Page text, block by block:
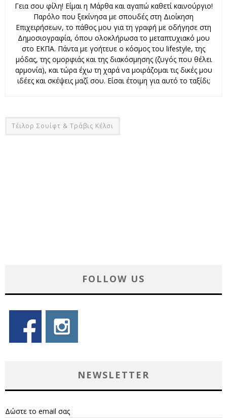
Γεια σου φίλη! Είμαι η Μάρθα και αγαπώ καθετί καινούργιο!
Παρόλο που ξεκίνησα με σπουδές στη Διοίκηση
Επιχειρήσεων, το πάθος μου για τη γραφή με οδήγησε στη
Δημοσιογραφία, όπου ολοκλήρωσα το μεταπτυχιακό μου
στο ΕΚΠΑ. Πάντα με γοήτευε ο κόσμος του lifestyle, της
μόδας, της ομορφιάς και της διακόσμησης (ζυγός που θέλει
αρμονία), και τώρα έχω τη χαρά να μοιράζομαι τις δικές μου
ιδέες και σκέψεις μαζί σου. Είσαι έτοιμη για αυτό το ταξίδι;
Τέιλορ Σουίφτ & Τράβις Κέλσι
FOLLOW US
NEWSLETTER
Δώστε το email σας